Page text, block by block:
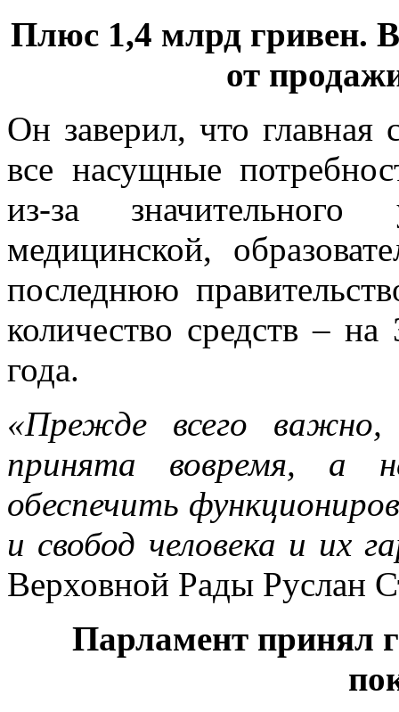
Плюс 1,4 млрд гривен.
от
Он заверил, что главная
все насущные
из-за значительного
медицинской,
последнюю
количество средств –
года.
«Прежде всего
принята вовремя, а
обеспечить
и свобод человека и их
Верховной Рады Руслан
Парламент принял